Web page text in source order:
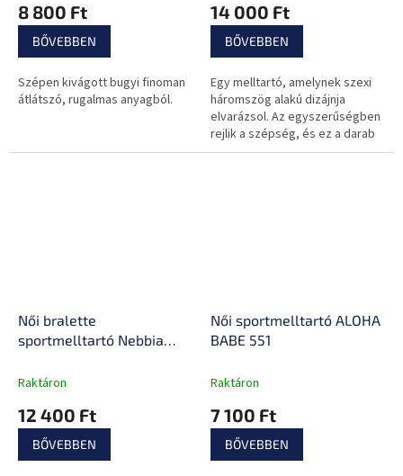
8 800 Ft
BŐVEBBEN
Szépen kivágott bugyi finoman
átlátszó, rugalmas anyagból.
14 000 Ft
BŐVEBBEN
Egy melltartó, amelynek szexi
háromszög alakú dizájnja
elvarázsol. Az egyszerűségben
rejlik a szépség, és ez a darab
épp ennek a legjobb
Női bralette
sportmelltartó Nebbia
Raktáron
12 400 Ft
BŐVEBBEN
Női sportmelltartó ALOHA
BABE 551
Raktáron
7 100 Ft
BŐVEBBEN